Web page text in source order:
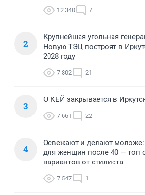
12 340 7
2
Крупнейшая угольная
Новую ТЭЦ построят в
2028 году
7 802 21
3
О`КЕЙ закрывается в
7 661 22
4
Освежают и делают моложе:
для женщин после 40 — топ
вариантов от стилиста
7 547 1